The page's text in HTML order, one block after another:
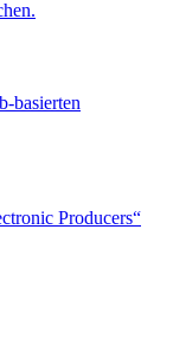
basierten
Producers“